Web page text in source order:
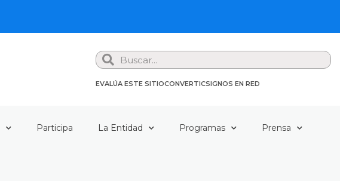
Search
EVALÚA ESTE SITIOCONVERTICSIGNOS EN RED
Participa La Entidad Programas Prensa